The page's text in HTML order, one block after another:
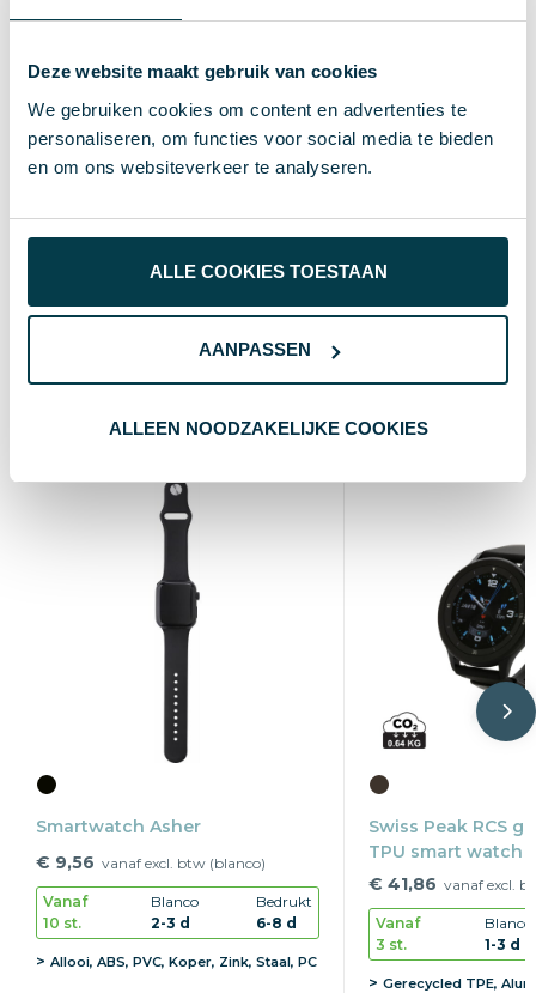
Deze website maakt gebruik van cookies
We gebruiken cookies om content en advertenties te
personaliseren, om functies voor social media te bieden
en om ons websiteverkeer te analyseren.
ALLE COOKIES TOESTAAN
AANPASSEN
ALLEEN NOODZAKELIJKE COOKIES
Materiaal Metaal
Maat S/T
Gewicht 40 g
Kleur Zilver
Hoogte 3.7 cm
0.8 cm
Lengte 21 cm
Smartwatch Asher
€ 9,56 vanaf excl. btw (blanco)
Vanaf
10 st.
Blanco
2-3 d
Bedrukt
6-8 d
Allooi, ABS, PVC, Koper, Zink, Staal, PC
Swiss Peak RCS
TPU smart watch
€ 41,86 vanaf excl.
Vanaf
3 st.
Blanco
1-3 d
Gerecycled TPE,